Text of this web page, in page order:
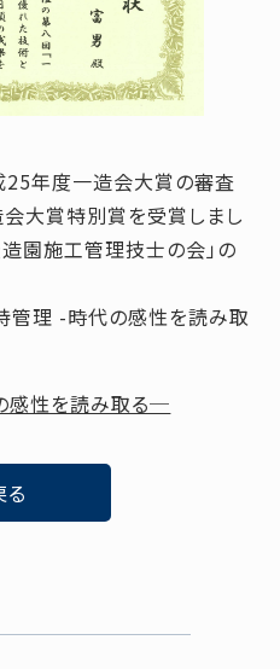
25年度一造会大賞の審査
大賞特別賞を受賞しまし
造園施工管理技士の会」の
管理 -時代の感性を読み取
感性を読み取る─